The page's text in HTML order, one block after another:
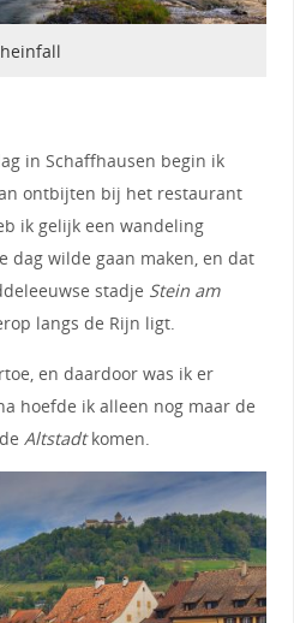
in Schaffhausen begin ik
ontbijten bij het restaurant
ik gelijk een wandeling
dag wilde gaan maken, en dat
stadje Stein am
langs de Rijn ligt.
en daardoor was ik er
hoefde ik alleen nog maar de
Altstadtkomen.